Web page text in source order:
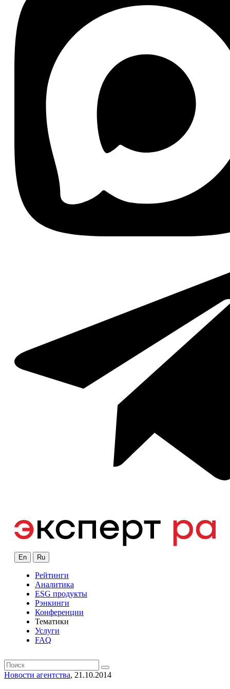
En Ru
Рейтинги
Аналитика
ESG продукты
Рэнкинги
Конференции
Тематики
Услуги
FAQ
Новости агентства, 21.10.2014